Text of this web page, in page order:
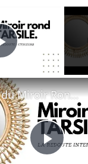
Play Video
Play
Avis du Miroir Rond TARSILE - La Redoute